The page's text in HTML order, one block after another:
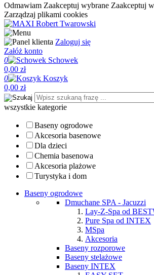
Odmawiam Zaakceptuj wybrane Zaakceptuj
Zarządzaj plikami cookies
Zaloguj się
Załóż konto
0
Schowek
0,00 zł
0
Koszyk
0,00 zł
wszystkie kategorie
Baseny ogrodowe
Akcesoria basenowe
Dla dzieci
Chemia basenowa
Akcesoria plażowe
Turystyka i dom
Baseny ogrodowe
Dmuchane SPA - Jacuzzi
Lay-Z-Spa od
Pure Spa od INTEX
MSpa
Akcesoria
Baseny rozporowe
Baseny stelażowe
Baseny INTEX